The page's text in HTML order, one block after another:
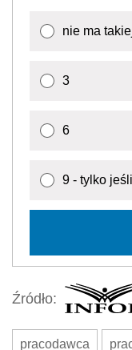
nie ma
3
6
9 - tylko
Źródło:
pracodawca